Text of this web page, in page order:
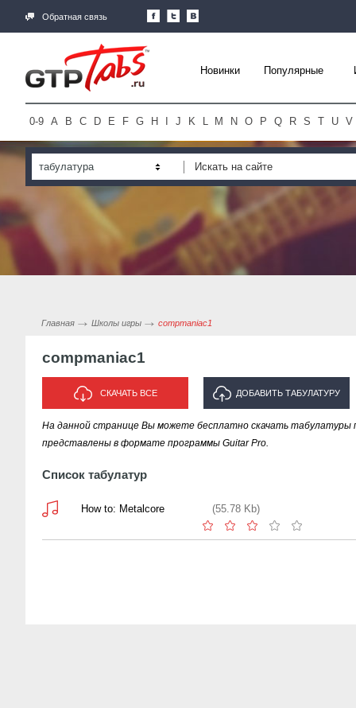
Обратная связь
Новинки Популярные
0-9 A B C D E F G H J K L M N O P Q R S T U V
табулатура
Главная Школы игры compmaniac1
compmaniac1
СКАЧАТЬ ВСЕ ДОБАВИТЬ ТАБУЛАТУРУ
ИСПОЛНИТЕЛЯ "COMPMANIAC1"
На данной странице Вы можете бесплатно скачать табулатуры
представлены в формате программы Guitar Pro.
Список табулатур
How to: Metalcore (55.78 Kb)